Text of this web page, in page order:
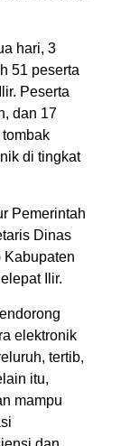
hari, 3
51 peserta
Peserta
dan 17
di tingkat
Pemerintah
Dinas
Kabupaten
Ilir.
elektronik
tertib,
itu,
mampu